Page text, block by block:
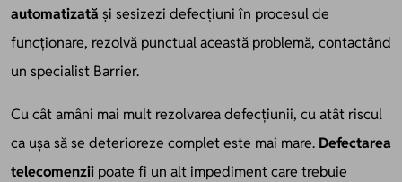
automatizată și sesizezi defecțiuni în procesul de
funcționare, rezolvă punctual această problemă, contactând
un specialist Barrier.
Cu cât amâni mai mult rezolvarea defecțiunii, cu atât riscul
ca ușa să se deterioreze complet este mai mare. Defectarea
telecomenzii poate fi un alt impediment care trebuie